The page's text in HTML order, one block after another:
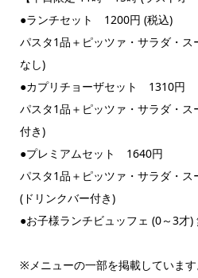
●ランチセット 1200円 (税込)
パスタ1品＋ピッツァ・サラダ・
なし)
●カプリチョーザセット 1310円
パスタ1品＋ピッツァ・サラダ・
付き)
●プレミアムセット 1640円
パスタ1品＋ピッツァ・サラダ・
(ドリンクバー付き)
●お子様ランチビュッフェ (0～3才
※メニューの一部を掲載していま